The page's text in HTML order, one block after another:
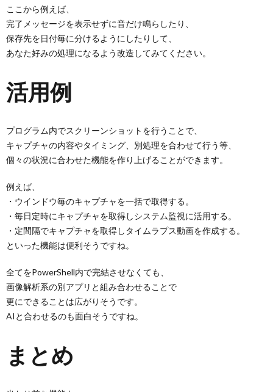
ここから例えば、
完了メッセージを表示せずに音だけ鳴らしたり、
保存先を日付毎に分けるようにしたりして、
あなた好みの処理になるよう改造してみてください。
活用例
プログラム内でスクリーンショットを行うことで、
キャプチャの内容やタイミング、別処理を合わせて行う等、
個々の状況に合わせた機能を作り上げることができます。
例えば、
・ウインドウ毎のキャプチャを一括で取得する。
・毎日定時にキャプチャを取得しシステム監視に活用する。
・定間隔でキャプチャを取得しタイムラプス動画を作成する。
といった機能は便利そうですね。
全てをPowerShell内で完結させなくても、
画像解析系の別アプリと組み合わせることで
更にできることは広がりそうです。
AIと合わせるのも面白そうですね。
まとめ